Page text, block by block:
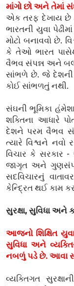
માંગો છો અને તેમાં
એક તરફ દેખાય છે
ભારતની યુવા
મોટો બનાવવો છે.
કે તેઓ ભારત
વૈભવ સંપન્ન અને બલ
સાંભળે છે. જે દેશની
કોઈ સાંભળતું નથી.
સંઘની ભૂમિકા
શક્તિના આધારે
દેશને પરમ વૈભવ
ત્યારે વિશ્વને નવો
વિચાર કે
જાગૃત અને
સદવિચારનું
કેન્દ્રિત થઈ કામ
સુરક્ષા, સુવિધા અને
આજનો શિક્ષિત
સુવિધા અને
નબળું પડે છે. આવા
વ્યક્તિગત